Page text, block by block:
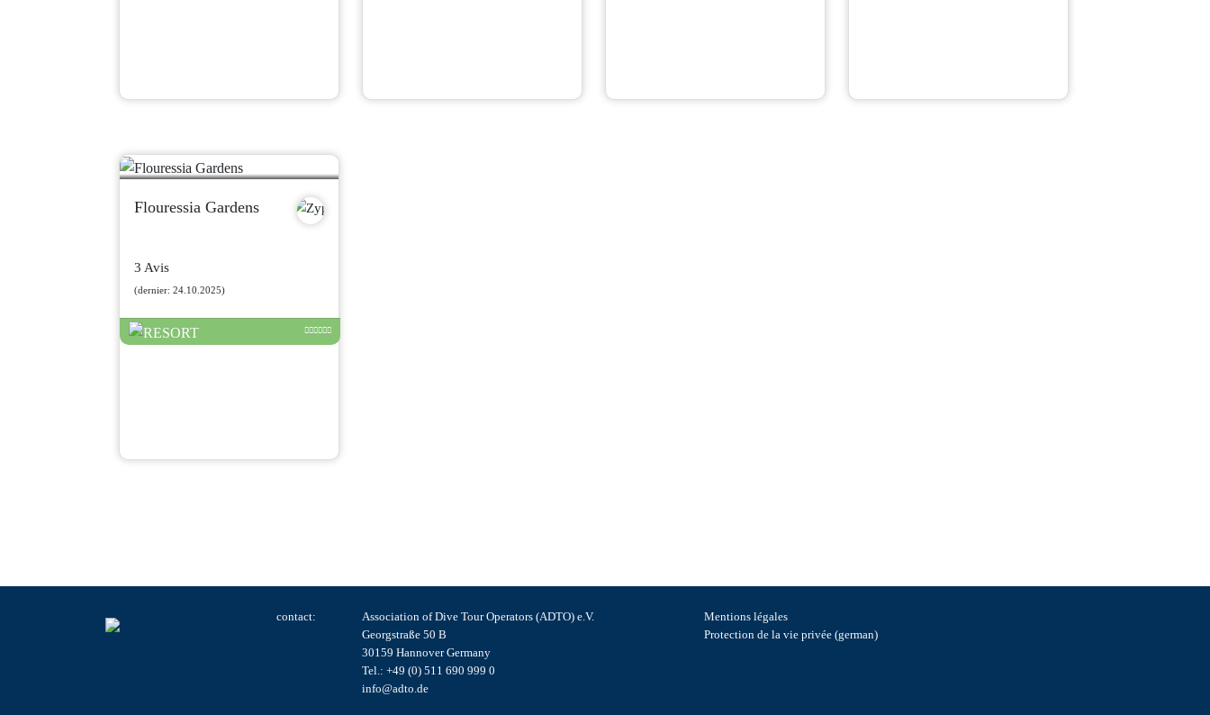
Flouressia Gardens
3 Avis
(dernier: 24.10.2025)
contact:
Association of Dive Tour Operators (ADTO) e.V.
Georgstraße 50 B
30159 Hannover Germany
Tel.: +49 (0) 511 690 999 0
info@adto.de
Mentions légales
Protection de la vie privée (german)